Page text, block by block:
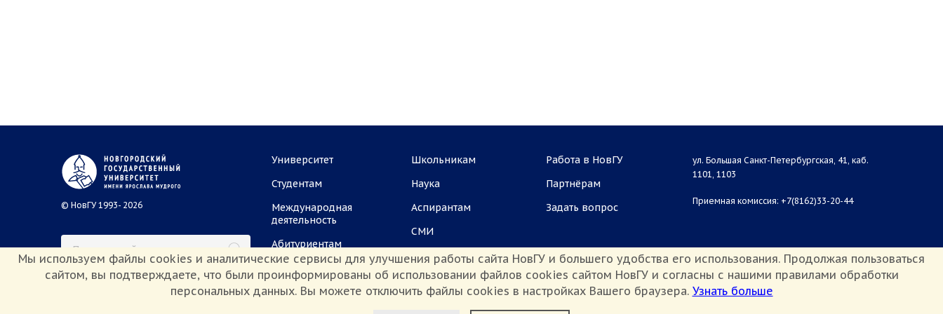
© НовГУ 1993- 2026
Университет
Студентам
Международная
деятельность
Абитуриентам
Школьникам
Наука
Аспирантам
СМИ
Работа в НовГУ
Партнёрам
Задать вопрос
ул. Большая Санкт-Петербургская, 41, каб.
1101, 1103
Приемная комиссия: +7(8162)33-20-44
Мы используем файлы cookies и аналитические сервисы для улучшения работы сайта НовГУ и большего удобства его использования. Продолжая пользоваться
сайтом, вы подтверждаете, что были проинформированы об использовании файлов cookies сайтом НовГУ и согласны с нашими правилами обработки
персональных данных. Вы можете отключить файлы cookies в настройках Вашего браузера. Узнать больше
Настроить Cookie